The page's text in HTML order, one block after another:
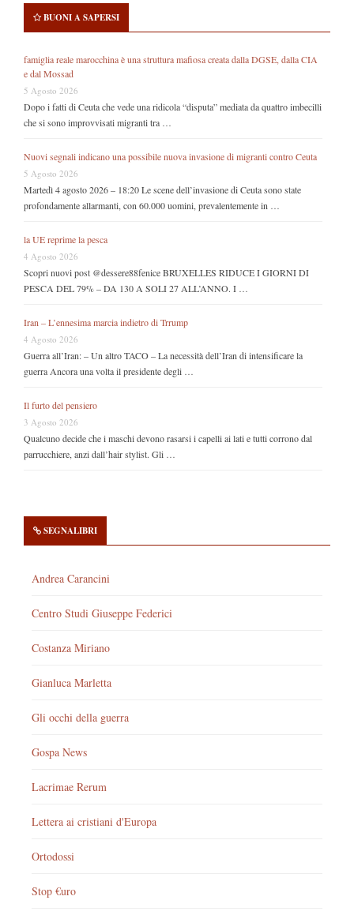
BUONI A SAPERSI
famiglia reale marocchina è una struttura mafiosa creata dalla DGSE, dalla CIA
e dal Mossad
5 Agosto 2026
Dopo i fatti di Ceuta che vede una ridicola “disputa” mediata da quattro imbecilli
che si sono improvvisati migranti tra …
Nuovi segnali indicano una possibile nuova invasione di migranti contro Ceuta
5 Agosto 2026
Martedì 4 agosto 2026 – 18:20 Le scene dell’invasione di Ceuta sono state
profondamente allarmanti, con 60.000 uomini, prevalentemente in …
la UE reprime la pesca
4 Agosto 2026
Scopri nuovi post @dessere88fenice BRUXELLES RIDUCE I GIORNI DI
PESCA DEL 79% – DA 130 A SOLI 27 ALL’ANNO. I …
Iran – L’ennesima marcia indietro di Trrump
4 Agosto 2026
Guerra all’Iran: – Un altro TACO – La necessità dell’Iran di intensificare la
guerra Ancora una volta il presidente degli …
Il furto del pensiero
3 Agosto 2026
Qualcuno decide che i maschi devono rasarsi i capelli ai lati e tutti corrono dal
parrucchiere, anzi dall’hair stylist. Gli …
SEGNALIBRI
Andrea Carancini
Centro Studi Giuseppe Federici
Costanza Miriano
Gianluca Marletta
Gli occhi della guerra
Gospa News
Lacrimae Rerum
Lettera ai cristiani d'Europa
Ortodossi
Stop €uro